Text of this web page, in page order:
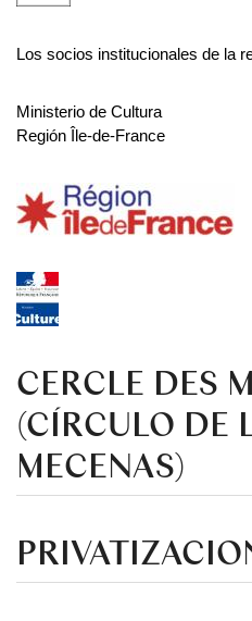
Los socios institucionales de la
Ministerio de Cultura
Región Île-de-France
CERCLE DES
(CÍRCULO DE
MECENAS)